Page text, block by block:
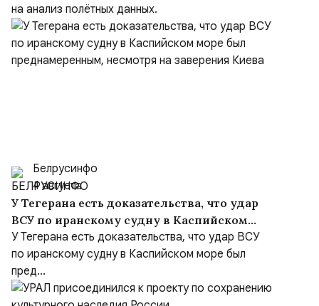
на анализ полётных данных.
Белрусинфо
4 августа
У Тегерана есть доказательства, что удар
ВСУ по иранскому судну в Каспийском
море был преднамеренным, несмотря на
заверения Киева
У Тегерана есть доказательства, что удар ВСУ
по иранскому судну в Каспийском море был
пред...